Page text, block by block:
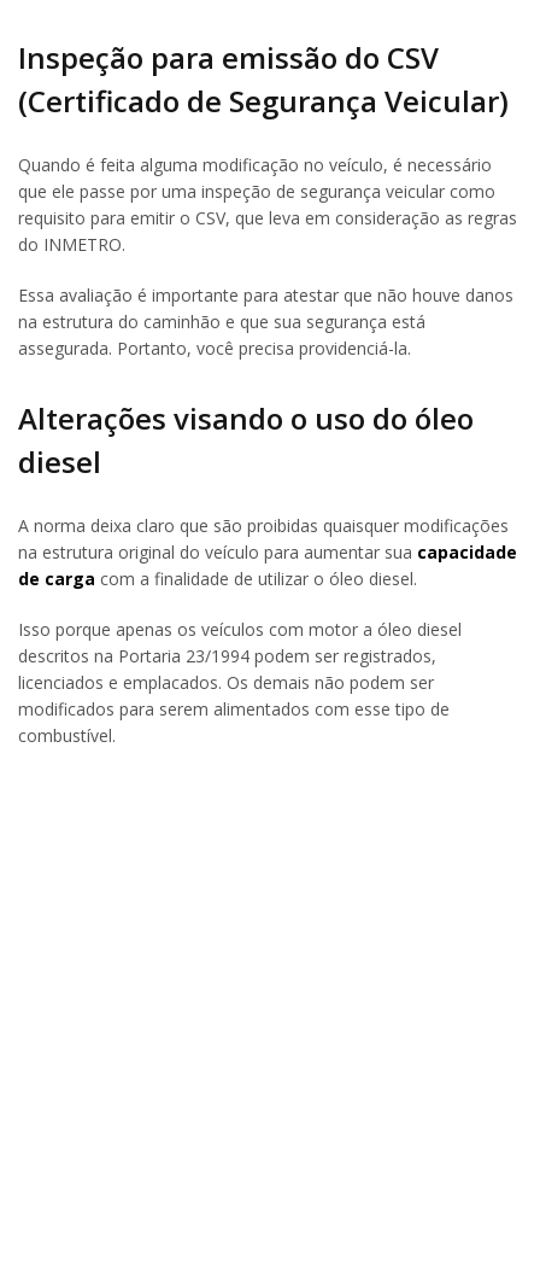
Inspeção para emissão do CSV
(Certificado de Segurança Veicular)
Quando é feita alguma modificação no veículo, é necessário
que ele passe por uma inspeção de segurança veicular como
requisito para emitir o CSV, que leva em consideração as regras
do INMETRO.
Essa avaliação é importante para atestar que não houve danos
na estrutura do caminhão e que sua segurança está
assegurada. Portanto, você precisa providenciá-la.
Alterações visando o uso do óleo
diesel
A norma deixa claro que são proibidas quaisquer modificações
na estrutura original do veículo para aumentar sua capacidade
de carga com a finalidade de utilizar o óleo diesel.
Isso porque apenas os veículos com motor a óleo diesel
descritos na Portaria 23/1994 podem ser registrados,
licenciados e emplacados. Os demais não podem ser
modificados para serem alimentados com esse tipo de
combustível.